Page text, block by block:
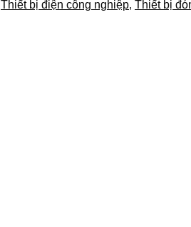
Thiết bị điện công nghiệp, Thiết bị